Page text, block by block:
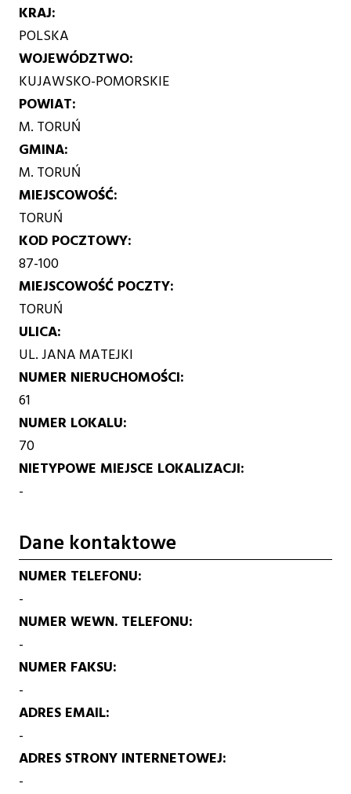
KRAJ
POLSKA
WOJEWÓDZTWO
KUJAWSKO-POMORSKIE
POWIAT
M. TORUŃ
GMINA
M. TORUŃ
MIEJSCOWOŚĆ
TORUŃ
KOD POCZTOWY
87-100
MIEJSCOWOŚĆ POCZTY
TORUŃ
ULICA
UL. JANA MATEJKI
NUMER NIERUCHOMOŚCI
61
NUMER LOKALU
70
NIETYPOWE MIEJSCE LOKALIZACJI
-
Dane kontaktowe
NUMER TELEFONU
-
NUMER WEWN. TELEFONU
-
NUMER FAKSU
-
ADRES EMAIL
-
ADRES STRONY INTERNETOWEJ
-